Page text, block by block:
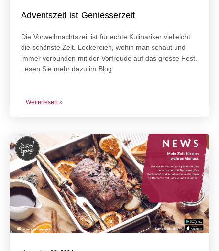
Adventszeit ist Geniesserzeit
Die Vorweihnachtszeit ist für echte Kulinariker vielleicht
die schönste Zeit. Leckereien, wohin man schaut und
immer verbunden mit der Vorfreude auf das grosse Fest.
Lesen Sie mehr dazu im Blog.
Weiterlesen »